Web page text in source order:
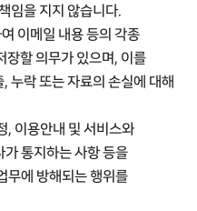
임을 지지 않습니다.
이메일 내용 등의 각종
장할 의무가 있으며, 이를
누락 또는 자료의 손실에 대해
, 이용안내 및 서비스와
통지하는 사항 등을
무에 방해되는 행위를